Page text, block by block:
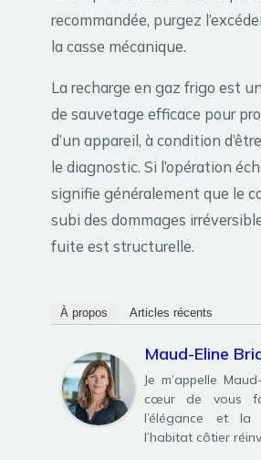
recommandée, purgez
la casse mécanique.
La recharge en gaz frigo est
de sauvetage efficace pour
d’un appareil, à condition
le diagnostic. Si l’opération
signifie généralement que le
subi des dommages
fuite est structurelle.
À propos Articles récents
Maud-Eline
Je m’appelle
cœur de vous
l’élégance et la
l’habitat côtier